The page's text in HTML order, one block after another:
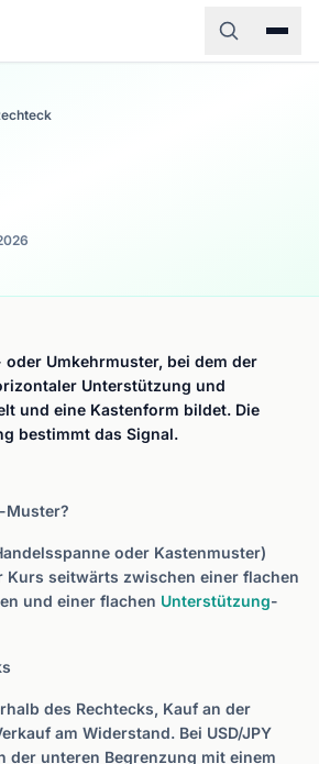
Umkehrmuster, bei dem der
Unterstützung und
und eine Kastenform bildet. Die
bestimmt das Signal.
Muster?
oder Kastenmuster)
Kurs seitwärts zwischen einer flachen
und einer flachen Unterstützung-
des Rechtecks, Kauf an der
am Widerstand. Bei USD/JPY
der unteren Begrenzung mit einem